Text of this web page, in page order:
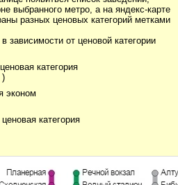
выбранного метро, а на яндекс-карте
разных ценовых категорий метками
зависимости от ценовой категории
категория
)
эконом
категория